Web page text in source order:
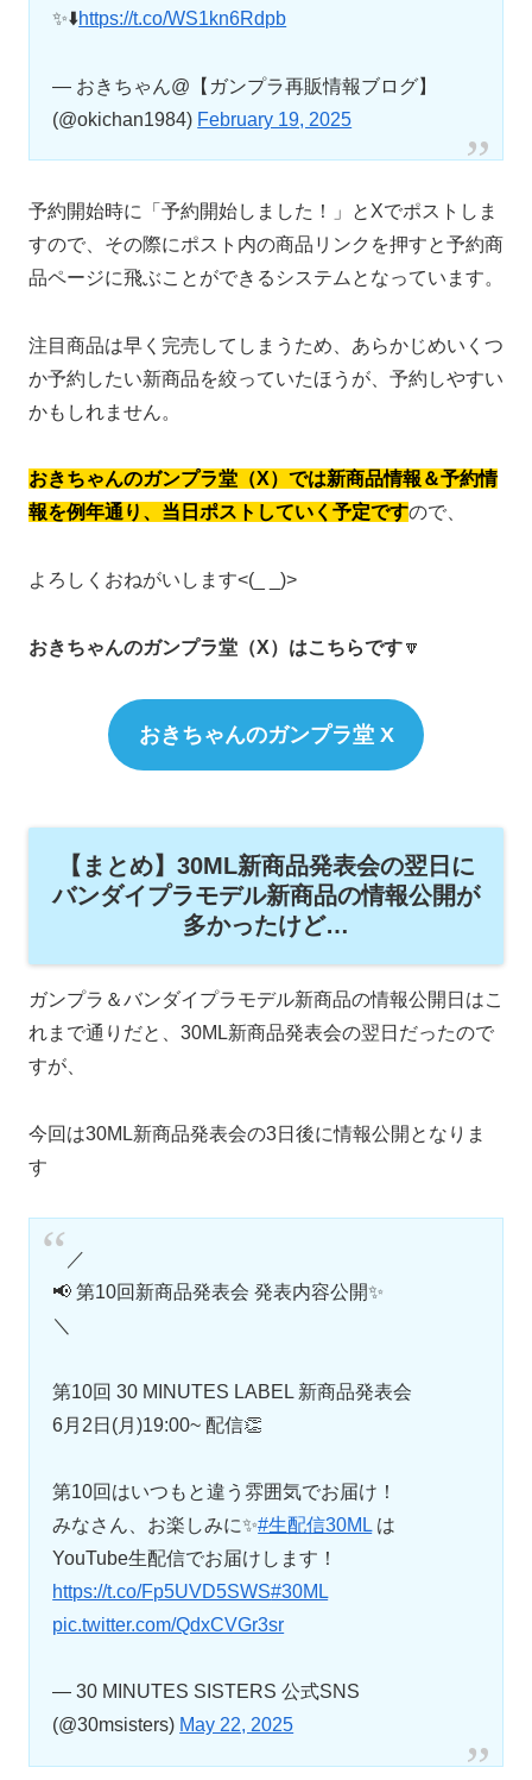
✨⬇️https://t.co/WS1kn6Rdpb
— おきちゃん@【ガンプラ再販情報ブログ】
(@okichan1984) February 19, 2025
予約開始時に「予約開始しました！」とXでポストしま
すので、その際にポスト内の商品リンクを押すと予約商
品ページに飛ぶことができるシステムとなっています。
注目商品は早く完売してしまうため、あらかじめいくつ
か予約したい新商品を絞っていたほうが、予約しやすい
かもしれません。
おきちゃんのガンプラ堂（X）では新商品情報＆予約情
報を例年通り、当日ポストしていく予定ですので、
よろしくおねがいします<(_ _)>
おきちゃんのガンプラ堂（X）はこちらです🔽
おきちゃんのガンプラ堂 X
【まとめ】30ML新商品発表会の翌日に
バンダイプラモデル新商品の情報公開が
多かったけど…
ガンプラ＆バンダイプラモデル新商品の情報公開日はこ
れまで通りだと、30ML新商品発表会の翌日だったので
すが、
今回は30ML新商品発表会の3日後に情報公開となりま
す
⠀／
📢 第10回新商品発表会 発表内容公開✨
＼
第10回 30 MINUTES LABEL 新商品発表会
6月2日(月)19:00~ 配信👏
第10回はいつもと違う雰囲気でお届け！
みなさん、お楽しみに✨#生配信30ML は
YouTube生配信でお届けします！
https://t.co/Fp5UVD5SWS#30ML
pic.twitter.com/QdxCVGr3sr
— 30 MINUTES SISTERS 公式SNS
(@30msisters) May 22, 2025